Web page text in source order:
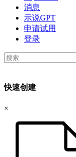
消息
示说GPT
申请试用
登录
快速创建
×